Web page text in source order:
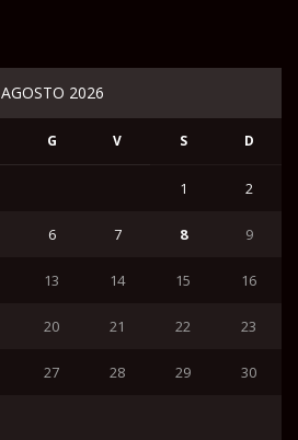
AGOSTO 2026
G V S D
1 2
6 7 8 9
13 14 15 16
20 21 22 23
27 28 29 30